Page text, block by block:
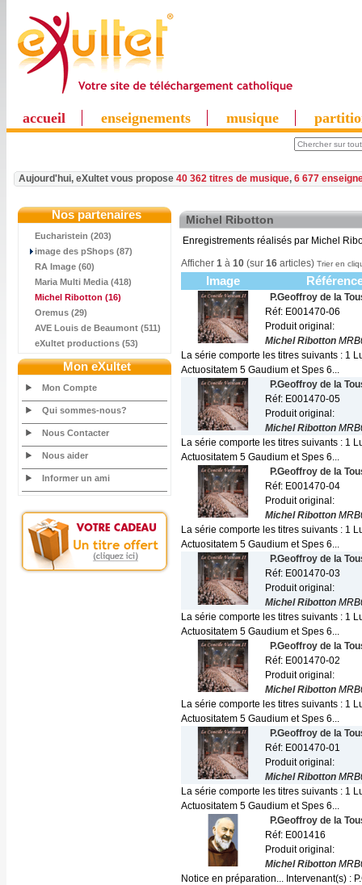
accueil enseignements musique
Aujourd'hui, eXultet vous propose 40 362 titres de musique, 6 677
Nos partenaires
Eucharistein (203)
image des pShops (87)
RA Image (60)
Maria Multi Media (418)
Michel Ribotton (16)
Oremus (29)
AVE Louis de Beaumont (511)
eXultet productions (53)
Mon eXultet
Mon Compte
Qui sommes-nous?
Nous Contacter
Nous aider
Informer un ami
Michel Ribotton
Enregistrements réalisés par Michel
Afficher 1 à 10 (sur 16 articles) Trier en
Image
P.Geoffroy de la
Réf: E001470-06
Produit original:
Michel Ribotton
La série comporte les titres suivants : 1
Actuositatem 5 Gaudium et Spes 6...
P.Geoffroy de la
Réf: E001470-05
Produit original:
Michel Ribotton
La série comporte les titres suivants : 1
Actuositatem 5 Gaudium et Spes 6...
P.Geoffroy de la
Réf: E001470-04
Produit original:
Michel Ribotton
La série comporte les titres suivants : 1
Actuositatem 5 Gaudium et Spes 6...
P.Geoffroy de la
Réf: E001470-03
Produit original:
Michel Ribotton
La série comporte les titres suivants : 1
Actuositatem 5 Gaudium et Spes 6...
P.Geoffroy de la
Réf: E001470-02
Produit original:
Michel Ribotton
La série comporte les titres suivants : 1
Actuositatem 5 Gaudium et Spes 6...
P.Geoffroy de la
Réf: E001470-01
Produit original:
Michel Ribotton
La série comporte les titres suivants : 1
Actuositatem 5 Gaudium et Spes 6...
P.Geoffroy de la
Réf: E001416
Produit original:
Michel Ribotton
Notice en préparation... Intervenant(s) :